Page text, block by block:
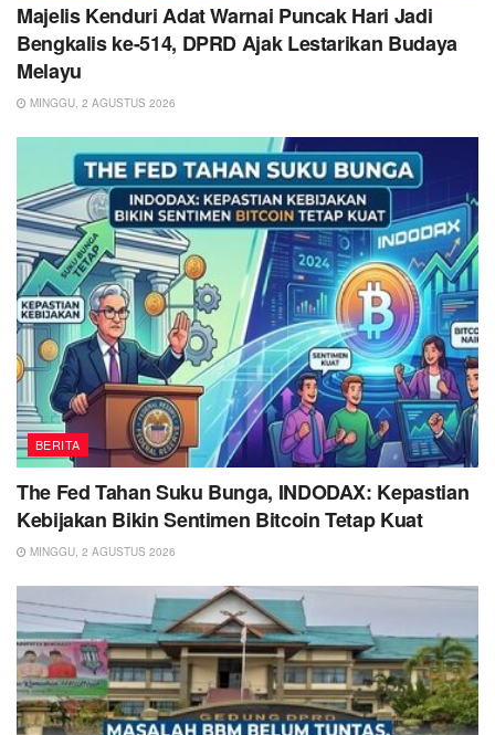
Majelis Kenduri Adat Warnai Puncak Hari Jadi
Bengkalis ke-514, DPRD Ajak Lestarikan Budaya
Melayu
MINGGU, 2 AGUSTUS 2026
BERITA
The Fed Tahan Suku Bunga, INDODAX: Kepastian
Kebijakan Bikin Sentimen Bitcoin Tetap Kuat
MINGGU, 2 AGUSTUS 2026